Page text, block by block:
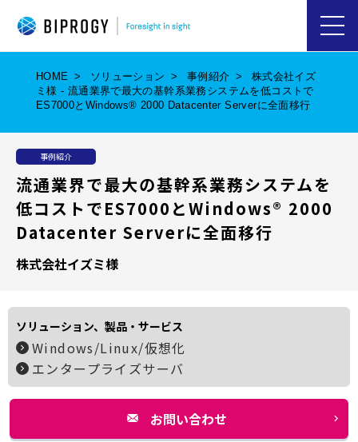
ハ
ニ
を
開
く
HOME ソリューション 事例紹介
株式会社イズ
ミ様 - 流通業界で最大の基幹系業務システムを低コストで
ES7000とWindows® 2000 Datacenter Serverに全面移行
事例紹介
流通業界で最大の基幹系業務システムを
低コストでES7000とWindows® 2000
Datacenter Serverに全面移行
株式会社イズミ様
ソリューション、製品・サービス
Windows/Linux/仮想化
エンタープライズサーバ
お問い合わせ